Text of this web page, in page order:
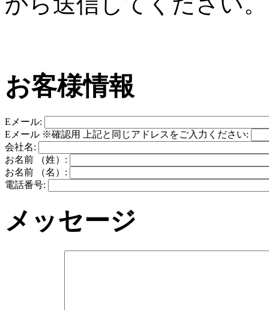
お客様情報
Eメール:
Eメール ※確認用 上記と同じアドレスをご入力ください:
会社名:
お名前 （姓）:
お名前 （名）:
電話番号:
メッセージ